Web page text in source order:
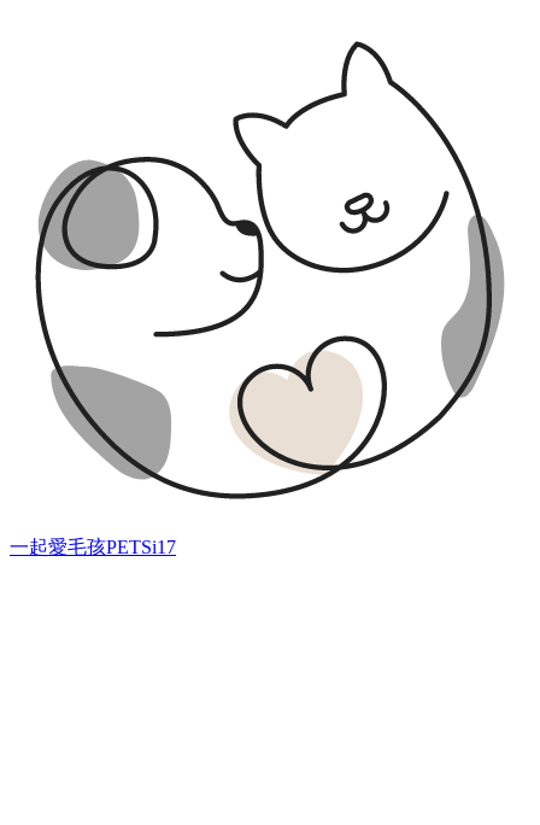
一起愛毛孩PETSi17